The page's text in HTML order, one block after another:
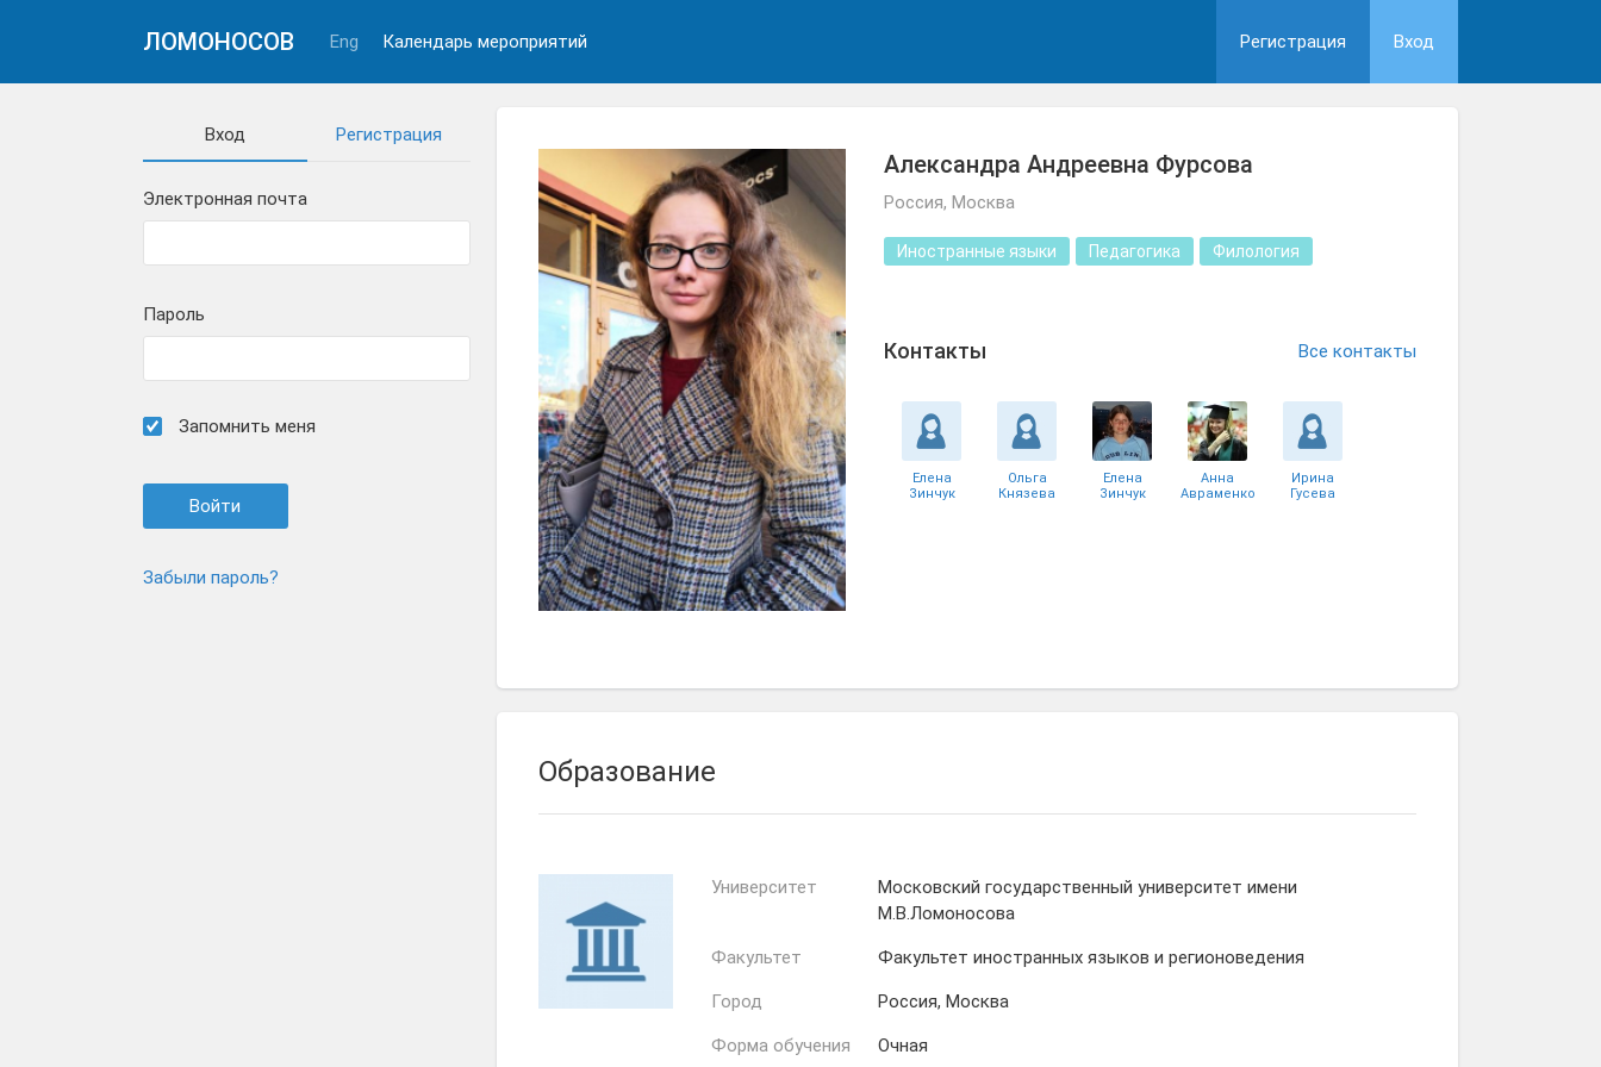
ЛОМОНОСОВ Eng Календарь мероприятий Регистрация Вход
Вход Регистрация
Электронная почта
Пароль
Запомнить меня
Забыли пароль?
Александра Андреевна Фурсова
Россия, Москва
Иностранные языки Педагогика Филология
Контакты Все контакты
Елена
Зинчук
Ольга
Князева
Елена
Зинчук
Анна
Авраменко
Ирина
Гусева
Образование
Университет
Московский государственный университет имени
М.В.Ломоносова
Факультет Факультет иностранных языков и регионоведения
Город Россия, Москва
Форма обучения Очная